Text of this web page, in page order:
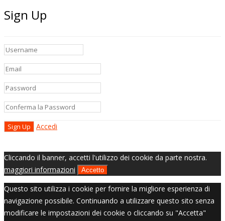
Sign Up
Accedi
Cliccando il banner, accetti l'utilizzo dei cookie da parte nostra.
maggiori informazioni
Accetto
Questo sito utilizza i cookie per fornire la migliore esperienza di
navigazione possibile. Continuando a utilizzare questo sito senza
modificare le impostazioni dei cookie o cliccando su "Accetta"